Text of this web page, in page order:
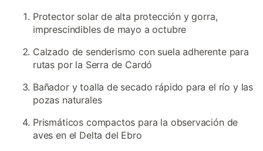
Protector solar de alta protección y gorra,
imprescindibles de mayo a octubre
Calzado de senderismo con suela adherente para
rutas por la Serra de Cardó
Bañador y toalla de secado rápido para el río y las
pozas naturales
Prismáticos compactos para la observación de
aves en el Delta del Ebro